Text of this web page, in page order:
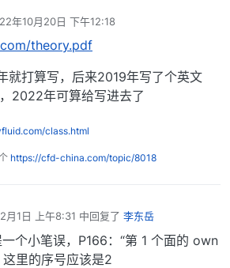
年10月20日 下午12:18
辑
theory.pdf
就打算写，后来2019年写了个英文
2022年可算给写进去了
class.html
https://cfd-china.com/topic/8018
月1日 上午8:31 中回复了 李东岳
个小笔误，P166：“第 1 个面的 own
里的序号应该是2